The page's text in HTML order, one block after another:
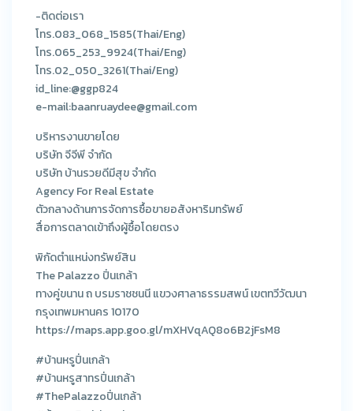
-ติดต่อเรา
โทร.083_068_1585(Thai/Eng)
โทร.065_253_9924(Thai/Eng)
โทร.02_050_3261(Thai/Eng)
id_line:@ggp824
e-mail:baanruaydee@gmail.com
บริหารงานขายโดย
บริษัท จีจีพี จำกัด
บริษัท บ้านรวยดีมีสุข จำกัด
Agency For Real Estate
ตัวกลางด้านการจัดการซื้อขายอสังหาริมทรัพย์
สื่อการตลาดเข้าถึงผู้ซื้อโดยตรง
พิกัดตำแหน่งทรัพย์สิน
The Palazzo ปิ่นเกล้า
ทางคู่ขนาน ถ บรมราชชนนี แขวงศาลาธรรมสพน์ เขตทวีวัฒนา
กรุงเทพมหานคร 10170
https://maps.app.goo.gl/mXHVqAQ8o6B2jFsM8
#บ้านหรูปิ่นเกล้า
#บ้านหรูสาทรปิ่นเกล้า
#ThePalazzoปิ่นเกล้า